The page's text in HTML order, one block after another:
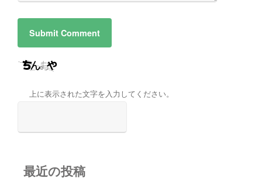
上に表示された文字を入力してください。
最近の投稿